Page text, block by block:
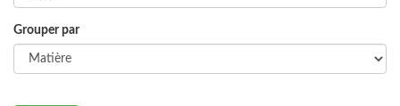
Grouper par